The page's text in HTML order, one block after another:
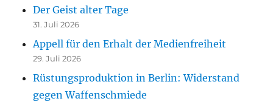
Der Geist alter Tage
31. Juli 2026
Appell für den Erhalt der Medienfreiheit
29. Juli 2026
Rüstungsproduktion in Berlin: Widerstand
gegen Waffenschmiede